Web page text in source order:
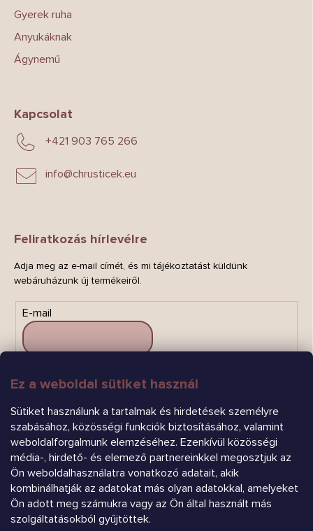
Ez a weboldal sütiket használ
Sütiket használunk a tartalmak és hirdetések személyre
szabásához, közösségi funkciók biztosításához, valamint
weboldalforgalmunk elemzéséhez. Ezenkívül közösségi
média-, hirdető- és elemező partnereinkkel megosztjuk az
Ön weboldalhasználatra vonatkozó adatait, akik
kombinálhatják az adatokat más olyan adatokkal, amelyeket
Ön adott meg számukra vagy az Ön által használt más
szolgáltatásokból gyűjtöttek.
Gyerek ruha
Anyukáknak
Ágynemű
Kapcsolat
info@chrusticek.eu
+421 903 765 266
Feliratkozás hírlevélre
Adja meg az e-mail címét, és mi tájékoztatást küldünk
webáruházunk új termékeiről.
E-mail
FELIRATKOZÁS
Árukereső.hu